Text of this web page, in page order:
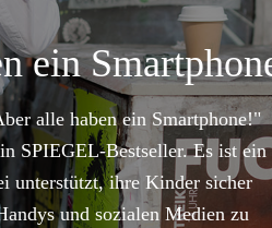
ein
alle haben ein Smartphone!"
SPIEGEL-Bestseller. Es ist ein
unterstützt, ihre Kinder sicher
und sozialen Medien zu